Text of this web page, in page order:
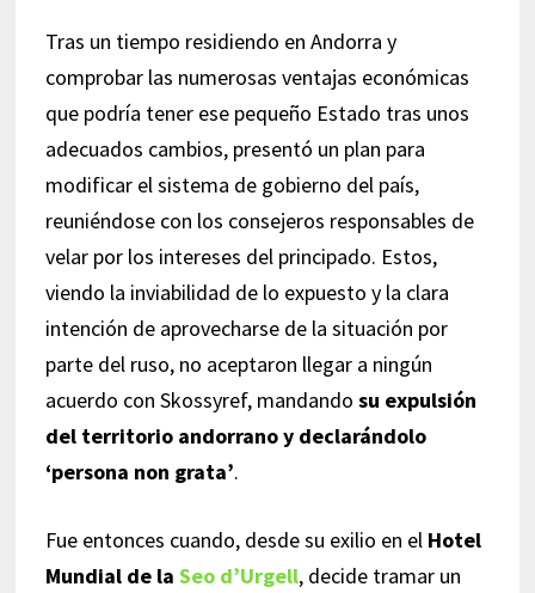
Tras un tiempo residiendo en Andorra y
comprobar las numerosas ventajas económicas
que podría tener ese pequeño Estado tras unos
adecuados cambios, presentó un plan para
modificar el sistema de gobierno del país,
reuniéndose con los consejeros responsables de
velar por los intereses del principado. Estos,
viendo la inviabilidad de lo expuesto y la clara
intención de aprovecharse de la situación por
parte del ruso, no aceptaron llegar a ningún
acuerdo con Skossyref, mandando su expulsión
del territorio andorrano y declarándolo
‘persona non grata’.
Fue entonces cuando, desde su exilio en el Hotel
Mundial de la Seo d’Urgell, decide tramar un